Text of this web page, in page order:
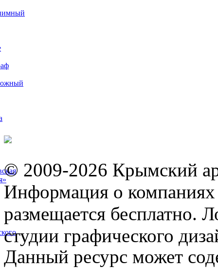
© 2009-2026 Крымский
Информация о компаниях
размещается бесплатно.
студии графического
Данный ресурс может